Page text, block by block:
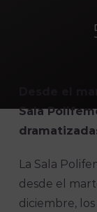
Sala
La Sala
desde el
diciembre,